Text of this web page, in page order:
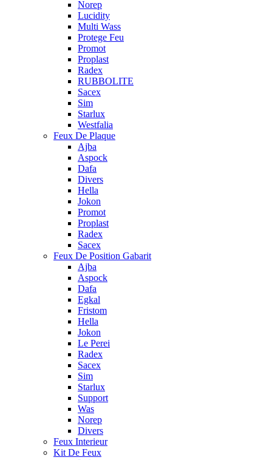
Norep
Lucidity
Multi Wass
Protege Feu
Promot
Proplast
Radex
RUBBOLITE
Sacex
Sim
Starlux
Westfalia
Feux De Plaque
Ajba
Aspock
Dafa
Divers
Hella
Jokon
Promot
Proplast
Radex
Sacex
Feux De Position Gabarit
Ajba
Aspock
Dafa
Egkal
Fristom
Hella
Jokon
Le Perei
Radex
Sacex
Sim
Starlux
Support
Was
Norep
Divers
Feux Interieur
Kit De Feux